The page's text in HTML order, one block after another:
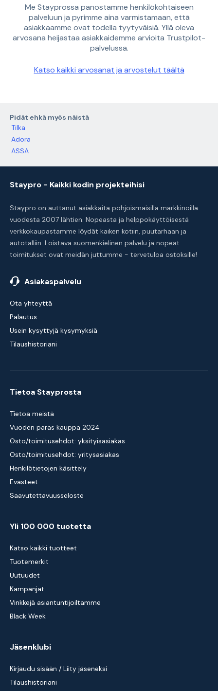
Me Stayprossa panostamme henkilökohtaiseen
palveluun ja pyrimme aina varmistamaan, että
asiakkaamme ovat todella tyytyväisiä. Yllä oleva
arvosana heijastaa asiakkaidemme arvioita Trustpilot-
palvelussa.
Katso kaikki arvosanat ja arvostelut täältä
Pidät ehkä myös näistä
Tilka
Adora
ASSA
Staypro - Kaikki kodin projekteihisi
Staypro on auttanut asiakkaita pohjoismaisilla markkinoilla
vuodesta 2007 lähtien. Nopeasta ja helppokäyttöisestä
verkkokaupastamme löydät kaiken kotiin, puutarhaan ja
autotalliin. Loistava suomenkielinen palvelu ja nopeat
toimitukset ovat meidän juttumme - tervetuloa ostoksille!
Asiakaspalvelu
Ota yhteyttä
Palautus
Usein kysyttyjä kysymyksiä
Tilaushistoriani
Tietoa Stayprosta
Tietoa meistä
Vuoden paras kauppa 2024
Osto/toimitusehdot: yksityisasiakas
Osto/toimitusehdot: yritysasiakas
Henkilötietojen käsittely
Evästeet
Saavutettavuusseloste
Yli 100 000 tuotetta
Katso kaikki tuotteet
Tuotemerkit
Uutuudet
Kampanjat
Vinkkejä asiantuntijoiltamme
Black Week
Jäsenklubi
Kirjaudu sisään / Liity jäseneksi
Tilaushistoriani